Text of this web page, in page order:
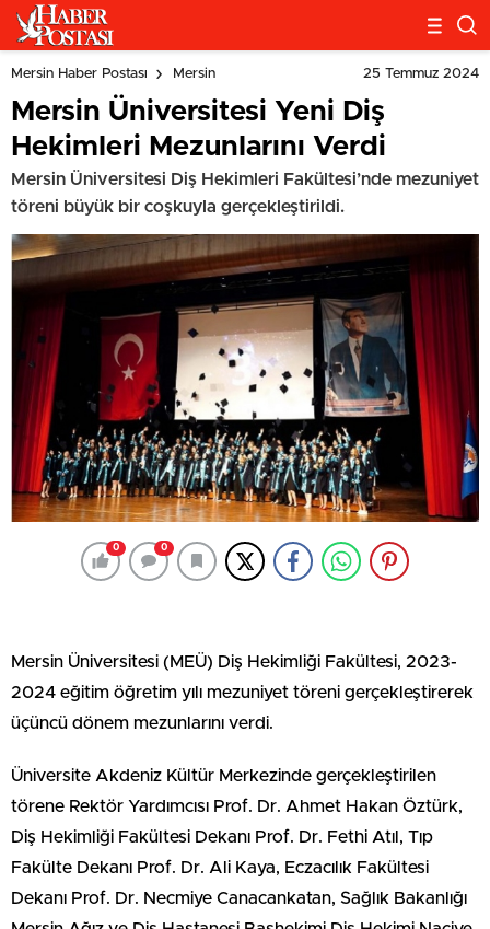
Mersin Haber Postası Mersin 25 Temmuz 2024
Mersin Üniversitesi Yeni Diş
Hekimleri Mezunlarını Verdi
Mersin Üniversitesi Diş Hekimleri Fakültesi’nde mezuniyet
töreni büyük bir coşkuyla gerçekleştirildi.
0 0
Mersin Üniversitesi (MEÜ) Diş Hekimliği Fakültesi, 2023-
2024 eğitim öğretim yılı mezuniyet töreni gerçekleştirerek
üçüncü dönem mezunlarını verdi.
Üniversite Akdeniz Kültür Merkezinde gerçekleştirilen
törene Rektör Yardımcısı Prof. Dr. Ahmet Hakan Öztürk,
Diş Hekimliği Fakültesi Dekanı Prof. Dr. Fethi Atıl, Tıp
Fakülte Dekanı Prof. Dr. Ali Kaya, Eczacılık Fakültesi
Dekanı Prof. Dr. Necmiye Canacankatan, Sağlık Bakanlığı